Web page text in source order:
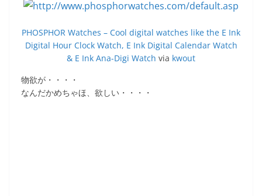
b
o
o
PHOSPHOR Watches – Cool digital watches like the E Ink
Digital Hour Clock Watch, E Ink Digital Calendar Watch
& E Ink Ana-Digi Watch via kwout
物欲が・・・・
なんだかめちゃほ、欲しい・・・・